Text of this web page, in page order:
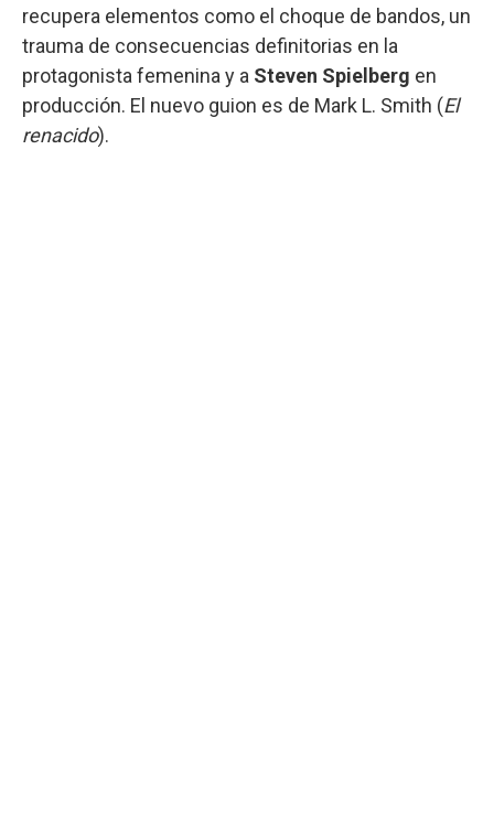
recupera elementos como el choque de bandos, un
trauma de consecuencias definitorias en la
protagonista femenina y a Steven Spielberg en
producción. El nuevo guion es de Mark L. Smith (El
renacido).